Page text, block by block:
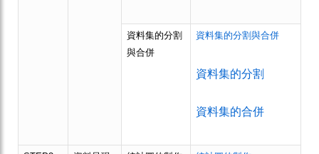
資料集的分割
與合併
資料集的分割與合併
資料集的分割
資料集的合併